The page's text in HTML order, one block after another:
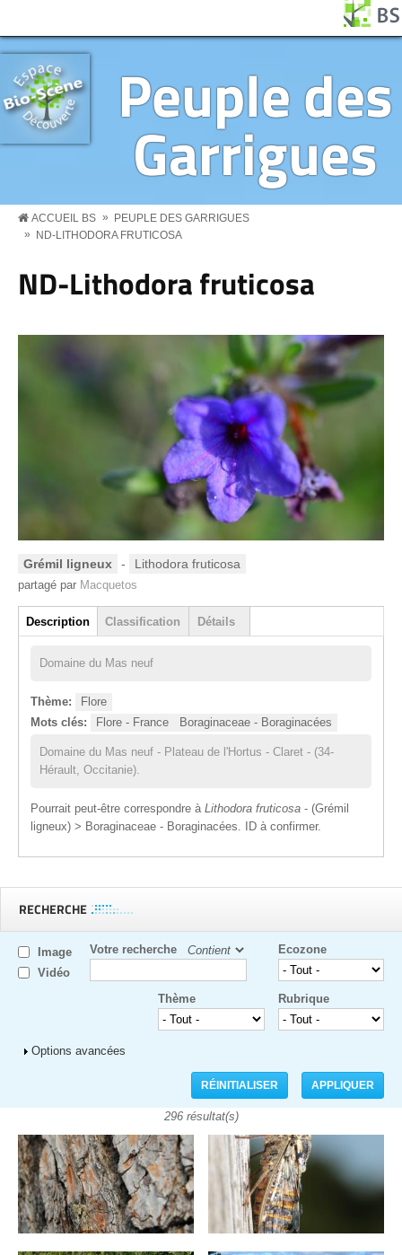
Peuple des
Garrigues
BS MENU
ACCUEIL BS »
PEUPLE DES GARRIGUES
»
ND-LITHODORA FRUTICOSA
ND-Lithodora fruticosa
Grémil ligneux - Lithodora fruticosa
partagé par Macquetos
Groupe
Description
(onglet actif)
Classification Détails
Domaine du Mas neuf
Thème:
Flore
Mots clés:
Flore - France Boraginaceae - Boraginacées
Domaine du Mas neuf - Plateau de l'Hortus - Claret - (34-
Hérault, Occitanie).
Pourrait peut-être correspondre à Lithodora fruticosa - (Grémil
ligneux) > Boraginaceae - Boraginacées. ID à confirmer.
RECHERCHE
Image
Vidéo
Votre recherche Ecozone
Rubrique
Thème
Afficher
Options avancées
296 résultat(s)
Pages